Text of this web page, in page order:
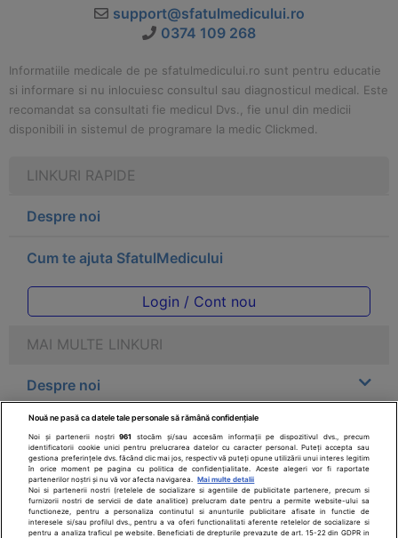
support@sfatulmedicului.ro
0374 109 268
Informatiile medicale de pe sfatulmedicului.ro sunt pentru educatie
si informare si nu inlocuiesc consultul sau diagnosticul medical. Este
recomandat sa consultati fie medicul Dvs., fie unul din medicii
disponibili in sistemul de programare la medic Clickmed.
LINKURI RAPIDE
Despre noi
Cum te ajuta SfatulMedicului
Login / Cont nou
MAI MULTE LINKURI
Despre noi
Legal
Drepturile consumatorului
Parteneri
Nouă ne pasă ca datele tale personale să rămână confidențiale
Noi și partenerii noștri961
stocăm și/sau accesăm informații pe dispozitivul dvs., precum
identificatorii cookie unici pentru prelucrarea datelor cu caracter personal. Puteți accepta sau
gestiona preferințele dvs. făcând clic mai jos, respectiv vă puteți opune utilizării unui interes legitim
în orice moment pe pagina cu politica de confidențialitate. Aceste alegeri vor fi raportate
partenerilor noștri și nu vă vor afecta navigarea.
Mai multe detalii
Noi si partenerii nostri (retelele de socializare si agentiile de publicitate partenere, precum si
furnizorii nostri de servicii de date analitice) prelucram date pentru a permite website-ului sa
functioneze, pentru a personaliza continutul si anunturile publicitare afisate in functie de
interesele si/sau profilul dvs., pentru a va oferi functionalitati aferente retelelor de socializare si
pentru a analiza traficul pe website. Beneficiati de drepturile prevazute de art. 15-22 din GDPR in